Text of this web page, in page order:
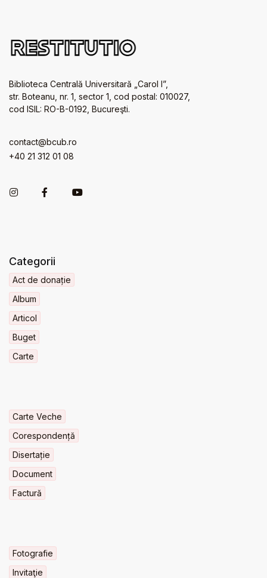
Biblioteca Centrală Universitară „Carol I”,
str. Boteanu, nr. 1, sector 1, cod postal: 010027,
cod ISIL: RO-B-0192, Bucureşti.
contact@bcub.ro
+40 21 312 01 08
Categorii
Act de donație
Album
Articol
Buget
Carte
Carte Veche
Corespondență
Disertație
Document
Factură
Fotografie
Invitaţie